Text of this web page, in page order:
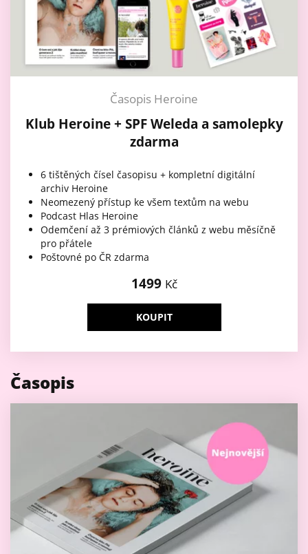
Časopis Heroine
Klub Heroine + SPF Weleda a samolepky
zdarma
6 tištěných čísel časopisu + kompletní digitální
archiv Heroine
Neomezený přístup ke všem textům na webu
Podcast Hlas Heroine
Odemčení až 3 prémiových článků z webu měsíčně
pro přátele
Poštovné po ČR zdarma
1499 Kč
KOUPIT
Časopis